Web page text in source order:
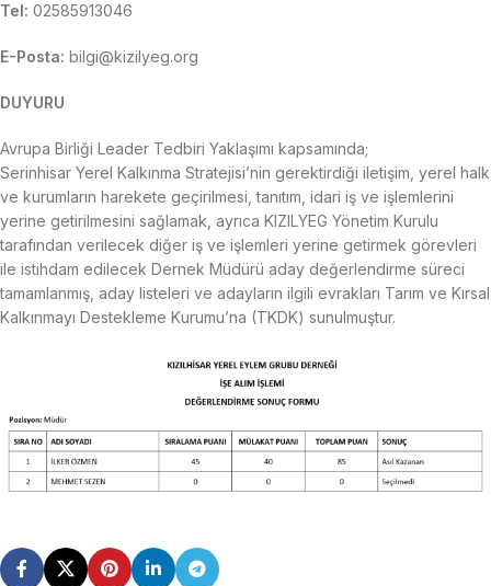
Tel: 02585913046
E-Posta: bilgi@kizilyeg.org
DUYURU
Avrupa Birliği Leader Tedbiri Yaklaşımı kapsamında;
Serinhisar Yerel Kalkınma Stratejisi’nin gerektirdiği iletişim, yerel halk
ve kurumların harekete geçirilmesi, tanıtım, idari iş ve işlemlerini
yerine getirilmesini sağlamak, ayrıca KIZILYEG Yönetim Kurulu
tarafından verilecek diğer iş ve işlemleri yerine getirmek görevleri
ile istihdam edilecek Dernek Müdürü aday değerlendirme süreci
tamamlanmış, aday listeleri ve adayların ilgili evrakları Tarım ve Kırsal
Kalkınmayı Destekleme Kurumu’na (TKDK) sunulmuştur.